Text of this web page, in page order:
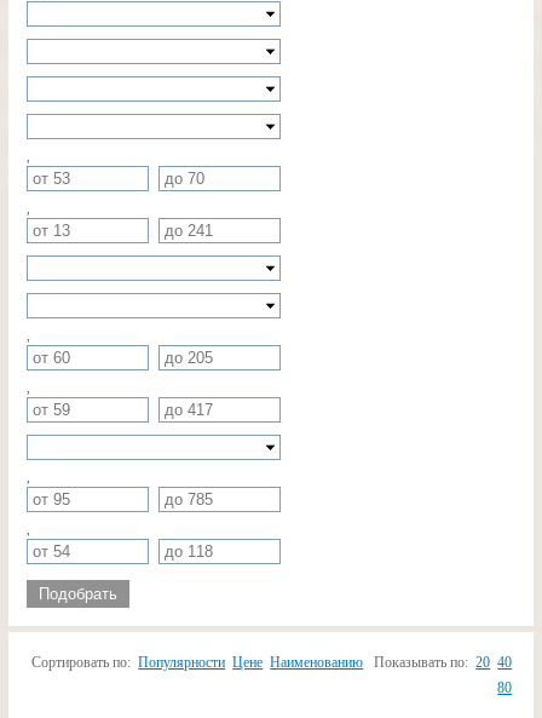
Подобрать
Сортировать по: Популярности Цене Наименованию Показывать по: 20 40
80